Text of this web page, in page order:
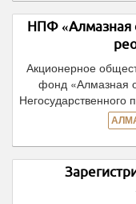
НПФ «Алмазная
Акционерное
фонд «Алмазная